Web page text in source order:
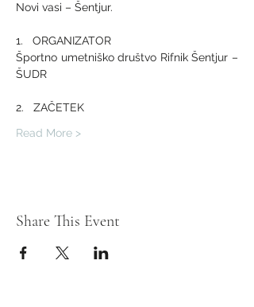
Novi vasi – Šentjur.
1.   ORGANIZATOR
Športno umetniško društvo Rifnik Šentjur –
ŠUDR
2.   ZAČETEK
Read More >
Share This Event